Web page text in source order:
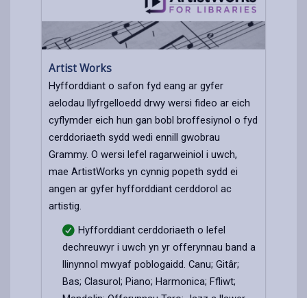
Artist Works
Hyfforddiant o safon fyd eang ar gyfer
aelodau llyfrgelloedd drwy wersi fideo ar eich
cyflymder eich hun gan bobl broffesiynol o fyd
cerddoriaeth sydd wedi ennill gwobrau
Grammy. O wersi lefel ragarweiniol i uwch,
mae ArtistWorks yn cynnig popeth sydd ei
angen ar gyfer hyfforddiant cerddorol ac
artistig.
Hyfforddiant cerddoriaeth o lefel
dechreuwyr i uwch yn yr offerynnau band a
llinynnol mwyaf poblogaidd. Canu; Gitâr;
Bas; Clasurol; Piano; Harmonica; Ffliwt;